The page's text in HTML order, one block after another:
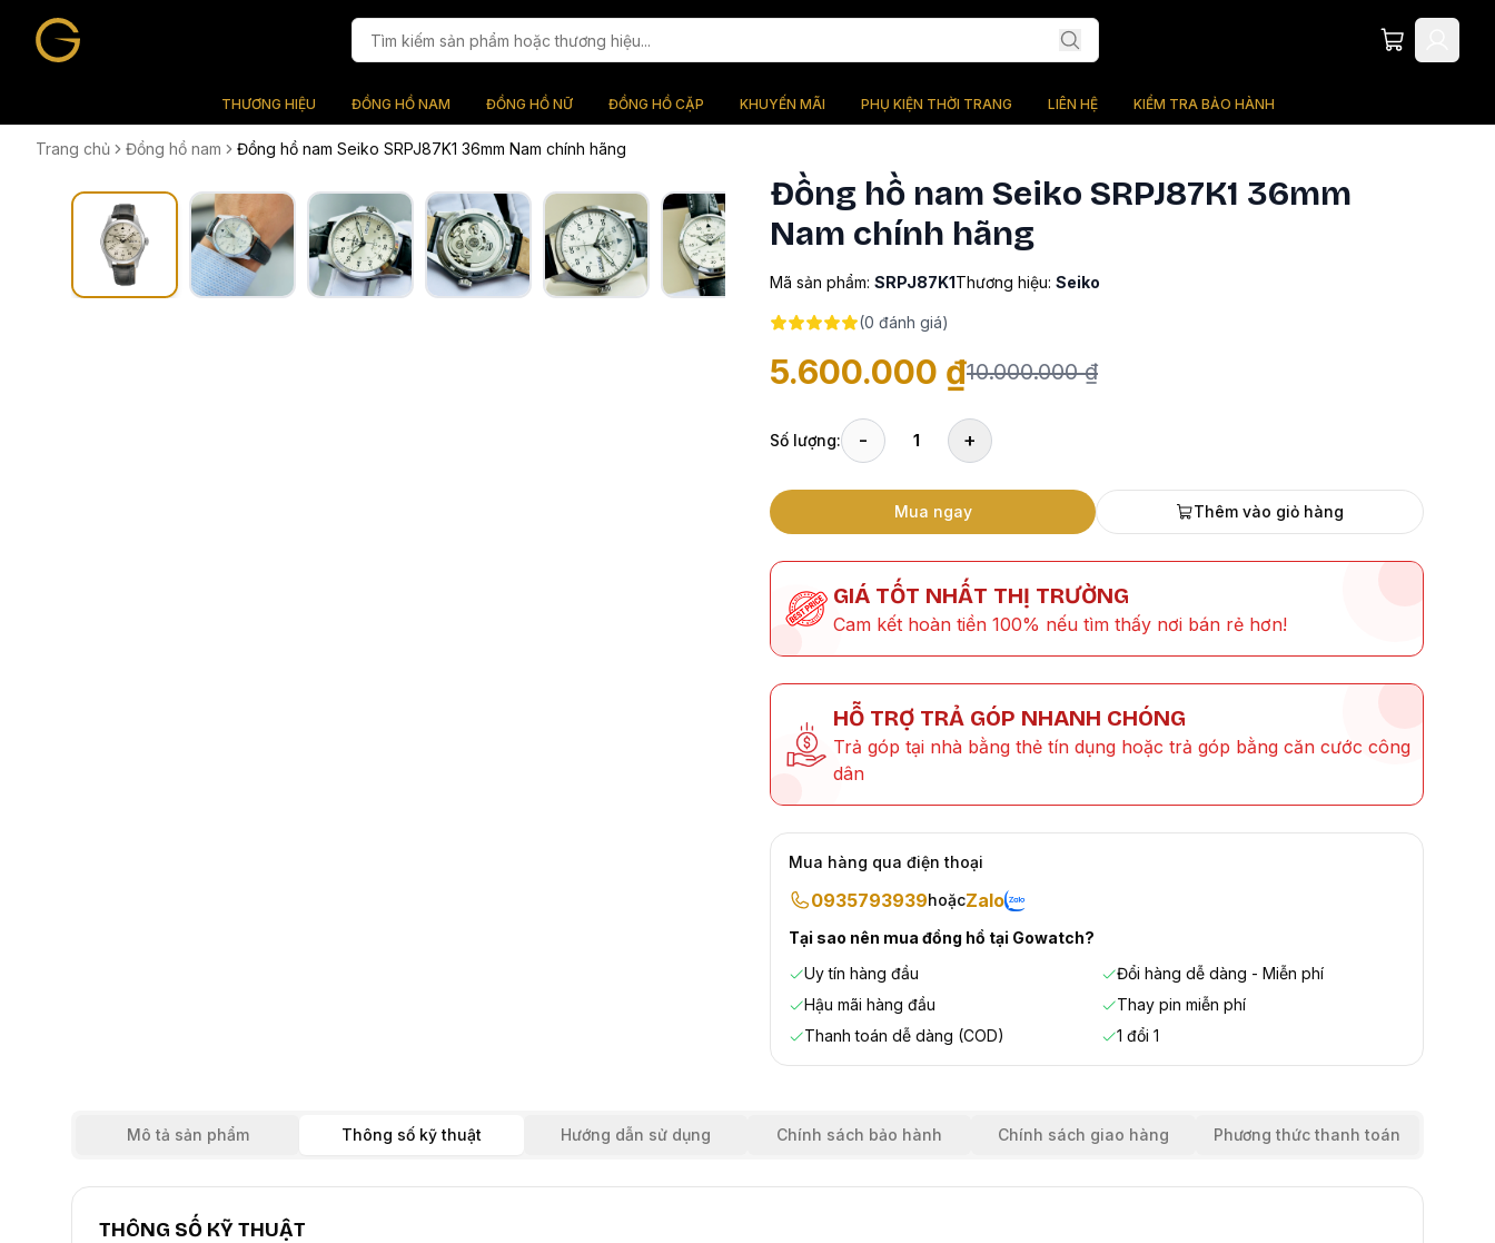
THƯƠNG HIỆU ĐỒNG HỒ NAM ĐỒNG HỒ NỮ ĐỒNG HỒ CẶP KHUYẾN MÃI PHỤ KIỆN THỜI TRANG LIÊN HỆ KIỂM TRA BẢO HÀNH
Trang chủ Đồng hồ nam Đồng hồ nam Seiko SRPJ87K1 36mm Nam chính hãng
Đồng hồ nam Seiko SRPJ87K1 36mm
Nam chính hãng
Mã sản phẩm: SRPJ87K1Thương hiệu: Seiko
(0 đánh giá)
5.600.000 ₫10.000.000 ₫
Số lượng: - 1 +
Mua ngay Thêm vào giỏ hàng
GIÁ TỐT NHẤT THỊ TRƯỜNG
Cam kết hoàn tiền 100% nếu tìm thấy nơi bán rẻ hơn!
HỖ TRỢ TRẢ GÓP NHANH CHÓNG
Trả góp tại nhà bằng thẻ tín dụng hoặc trả góp bằng căn cước công
dân
Mua hàng qua điện thoại
0935793939hoặcZalo
Tại sao nên mua đồng hồ tại Gowatch?
Uy tín hàng đầu
Đổi hàng dễ dàng - Miễn phí
Hậu mãi hàng đầu
Thay pin miễn phí
Thanh toán dễ dàng (COD)
1 đổi 1
Mô tả sản phẩm Thông số kỹ thuật Hướng dẫn sử dụng Chính sách bảo hành Chính sách giao hàng Phương thức thanh toán
THÔNG SỐ KỸ THUẬT